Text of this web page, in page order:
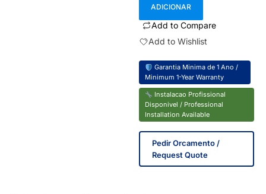
ADICIONAR
Add to Compare
Add to Wishlist
Garantia Minima de 1 Ano /
Minimum 1-Year Warranty
Instalacao Profissional
Disponivel / Professional
Installation Available
Pedir Orcamento /
Request Quote